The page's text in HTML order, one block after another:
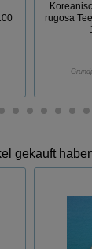
rugosa
gekauft